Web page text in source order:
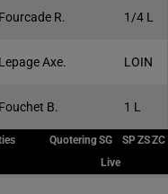
Fourcade R. 1/4 L
Lepage Axe. LOIN
Fouchet B. 1 L
QuoteringSG SPZSZC
Live